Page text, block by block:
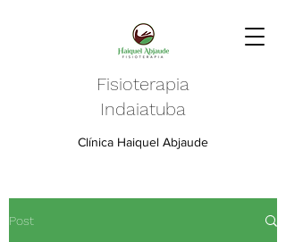
Fisioterapia
Indaiatuba
Clínica Haiquel Abjaude
Post